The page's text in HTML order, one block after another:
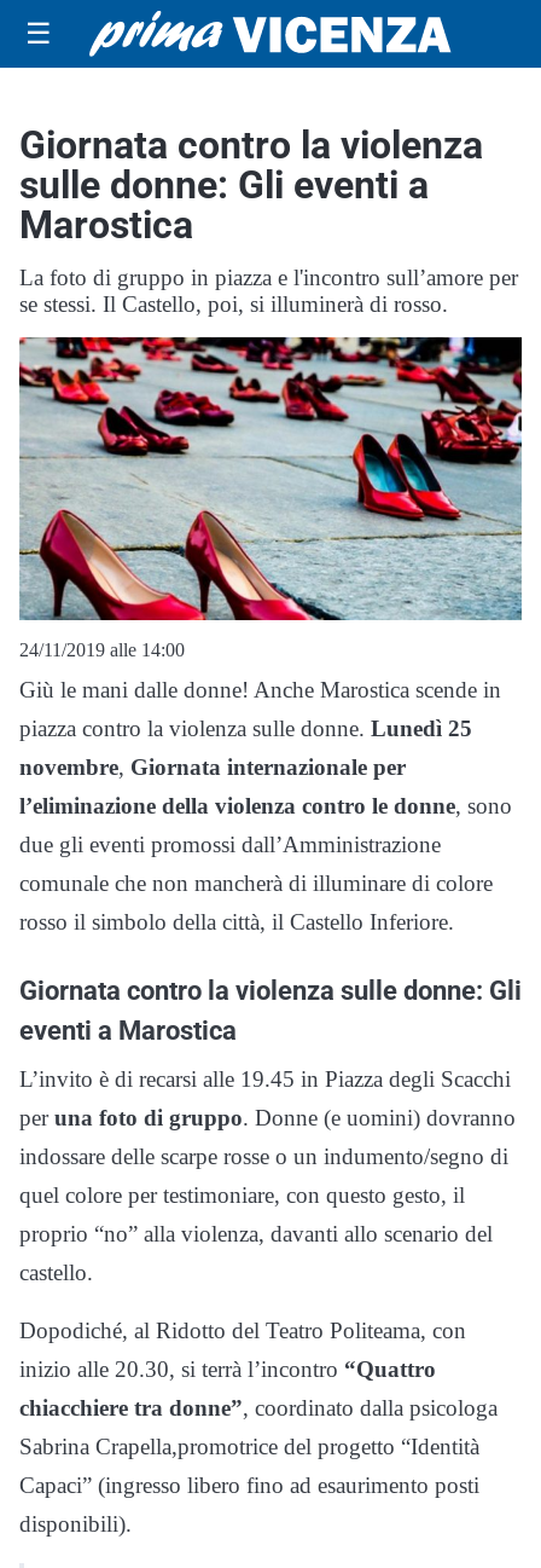
☰
Giornata contro la violenza
sulle donne: Gli eventi a
Marostica
La foto di gruppo in piazza e l'incontro sull’amore per
se stessi. Il Castello, poi, si illuminerà di rosso.
24/11/2019 alle 14:00
Giù le mani dalle donne! Anche Marostica scende in
piazza contro la violenza sulle donne. Lunedì 25
novembre, Giornata internazionale per
l’eliminazione della violenza contro le donne, sono
due gli eventi promossi dall’Amministrazione
comunale che non mancherà di illuminare di colore
rosso il simbolo della città, il Castello Inferiore.
Giornata contro la violenza sulle donne: Gli
eventi a Marostica
L’invito è di recarsi alle 19.45 in Piazza degli Scacchi
peruna foto di gruppo. Donne (e uomini) dovranno
indossare delle scarpe rosse o un indumento/segno di
quel colore per testimoniare, con questo gesto, il
proprio “no” alla violenza, davanti allo scenario del
castello.
Dopodiché, al Ridotto del Teatro Politeama, con
inizio alle 20.30, si terrà l’incontro “Quattro
chiacchiere tra donne”, coordinato dalla psicologa
Sabrina Crapella,promotrice del progetto “Identità
Capaci” (ingresso libero fino ad esaurimento posti
disponibili).